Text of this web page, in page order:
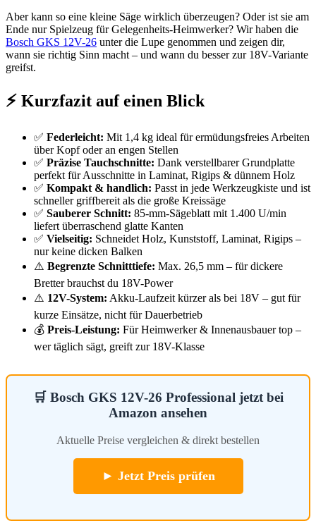
Aber kann so eine kleine Säge wirklich überzeugen? Oder ist sie am
Ende nur Spielzeug für Gelegenheits-Heimwerker? Wir haben die
Bosch GKS 12V-26 unter die Lupe genommen und zeigen dir,
wann sie richtig Sinn macht – und wann du besser zur 18V-Variante
greifst.
⚡ Kurzfazit auf einen Blick
✅ Federleicht: Mit 1,4 kg ideal für ermüdungsfreies Arbeiten
über Kopf oder an engen Stellen
✅ Präzise Tauchschnitte: Dank verstellbarer Grundplatte
perfekt für Ausschnitte in Laminat, Rigips & dünnem Holz
✅ Kompakt & handlich: Passt in jede Werkzeugkiste und ist
schneller griffbereit als die große Kreissäge
✅ Sauberer Schnitt: 85-mm-Sägeblatt mit 1.400 U/min
liefert überraschend glatte Kanten
✅ Vielseitig: Schneidet Holz, Kunststoff, Laminat, Rigips –
nur keine dicken Balken
⚠️ Begrenzte Schnitttiefe: Max. 26,5 mm – für dickere
Bretter brauchst du 18V-Power
⚠️ 12V-System: Akku-Laufzeit kürzer als bei 18V – gut für
kurze Einsätze, nicht für Dauerbetrieb
💰 Preis-Leistung: Für Heimwerker & Innenausbauer top –
wer täglich sägt, greift zur 18V-Klasse
🛒 Bosch GKS 12V-26 Professional jetzt bei
Amazon ansehen
Aktuelle Preise vergleichen & direkt bestellen
► Jetzt Preis prüfen